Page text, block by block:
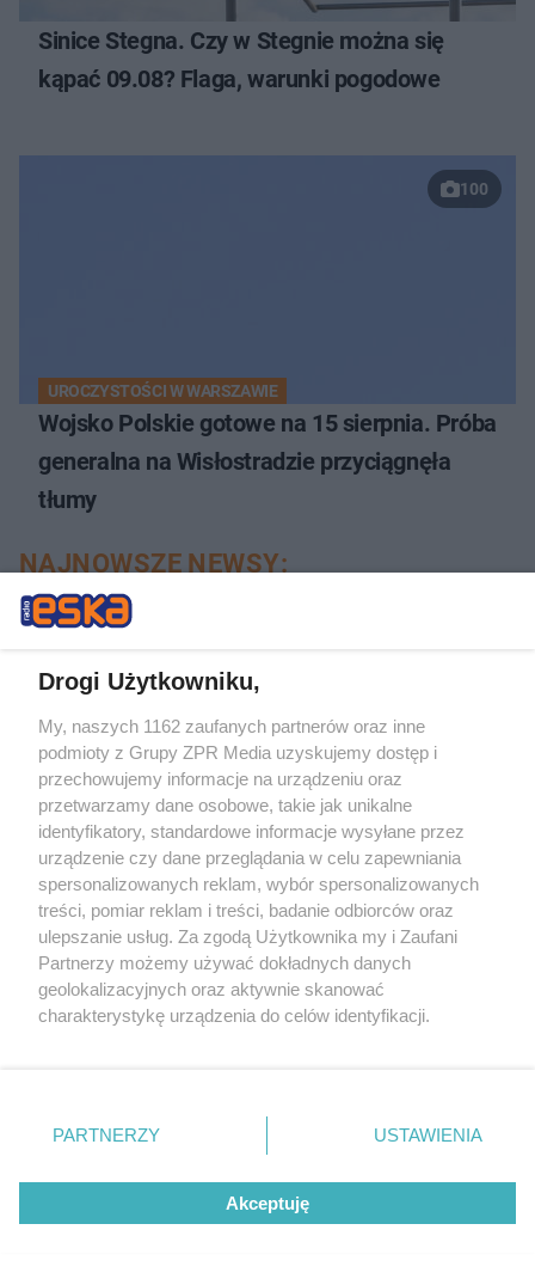
Sinice Stegna. Czy w Stegnie można się
kąpać 09.08? Flaga, warunki pogodowe
100
UROCZYSTOŚCI W WARSZAWIE
Wojsko Polskie gotowe na 15 sierpnia. Próba
generalna na Wisłostradzie przyciągnęła
tłumy
NAJNOWSZE NEWSY:
KOSZYKÓWKA
Adam Hrycaniuk kończy
karierę. „Bestia” schodzi z
parkietu po 20 latach
Drogi Użytkowniku,
My, naszych 1162 zaufanych partnerów oraz inne
podmioty z Grupy ZPR Media uzyskujemy dostęp i
przechowujemy informacje na urządzeniu oraz
przetwarzamy dane osobowe, takie jak unikalne
identyfikatory, standardowe informacje wysyłane przez
urządzenie czy dane przeglądania w celu zapewniania
spersonalizowanych reklam, wybór spersonalizowanych
treści, pomiar reklam i treści, badanie odbiorców oraz
ulepszanie usług. Za zgodą Użytkownika my i Zaufani
Partnerzy możemy używać dokładnych danych
geolokalizacyjnych oraz aktywnie skanować
charakterystykę urządzenia do celów identyfikacji.
zmienić/wycofać klikając przycisk ustawień prywatności
znajdujący się w lewym dolnym rogu strony
rodzaje przetwarzania danych nie wymagają zgody
użytkownika, ale masz prawo sprzeciwić się takiemu
przetwarzaniu. Preferencje będą miały zastosowanie tylko
PARTNERZY USTAWIENIA
Akceptuję